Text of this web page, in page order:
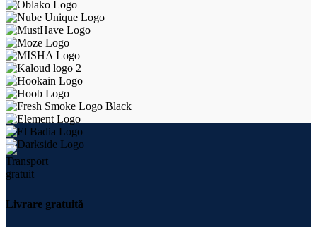
Livrare gratuită